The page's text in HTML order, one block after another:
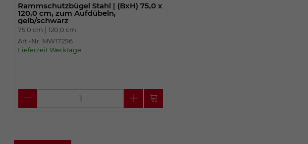
Rammschutzbügel Stahl | (BxH) 75,0 x
120,0 cm, zum Aufdübeln,
gelb/schwarz
75,0 cm |120,0 cm
Art.-Nr. MW17296
Lieferzeit Werktage